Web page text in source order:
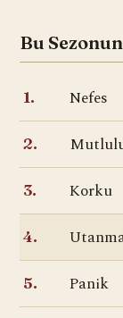
Bu
1. Nefes
2.
3. Korku
4.
5. Panik